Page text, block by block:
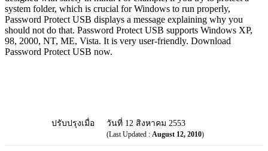
system folder, which is crucial for Windows to run properly,
Password Protect USB displays a message explaining why you
should not do that. Password Protect USB supports Windows XP,
98, 2000, NT, ME, Vista. It is very user-friendly. Download
Password Protect USB now.
ปรับปรุงเมื่อ วันที่ 12 สิงหาคม 2553
(Last Updated : August 12, 2010)